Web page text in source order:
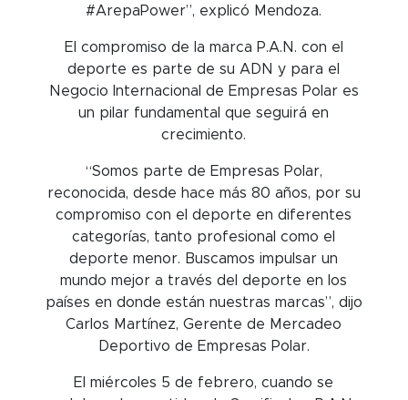
#ArepaPower”, explicó Mendoza.
El compromiso de la marca P.A.N. con el
deporte es parte de su ADN y para el
Negocio Internacional de Empresas Polar es
un pilar fundamental que seguirá en
crecimiento.
“Somos parte de Empresas Polar,
reconocida, desde hace más 80 años, por su
compromiso con el deporte en diferentes
categorías, tanto profesional como el
deporte menor. Buscamos impulsar un
mundo mejor a través del deporte en los
países en donde están nuestras marcas”, dijo
Carlos Martínez, Gerente de Mercadeo
Deportivo de Empresas Polar.
El miércoles 5 de febrero, cuando se